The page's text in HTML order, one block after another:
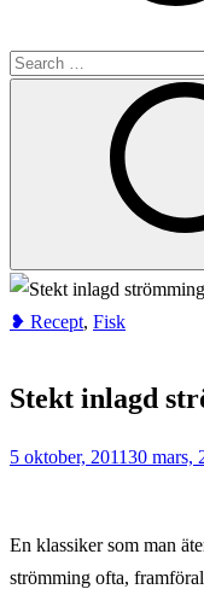
Search
Stekt
strömming
knäcke
❥ Recept, Fisk
Stekt inlagd
5 oktober, 201130 mars,
En klassiker som man
strömming ofta,